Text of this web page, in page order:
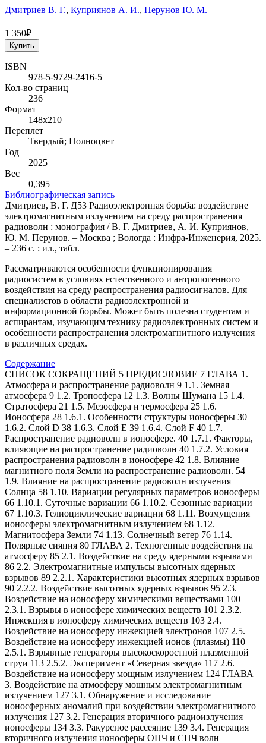
Дмитриев В. Г., Куприянов А. И., Перунов Ю. М.
1 350₽
Купить
ISBN
978-5-9729-2416-5
Кол-во страниц
236
Формат
148х210
Переплет
Твердый; Полноцвет
Год
2025
Вес
0,395
Библиографическая запись
Дмитриев, В. Г. Д53 Радиоэлектронная борьба: воздействие
электромагнитным излучением на среду распространения
радиоволн : монография / В. Г. Дмитриев, А. И. Куприянов,
Ю. М. Перунов. – Москва ; Вологда : Инфра-Инженерия, 2025.
– 236 с. : ил., табл.
Рассматриваются особенности функционирования
радиосистем в условиях естественного и антропогенного
воздействия на среду распространения радиосигналов. Для
специалистов в области радиоэлектронной и
информационной борьбы. Может быть полезна студентам и
аспирантам, изучающим технику радиоэлектронных систем и
особенности распространения электромагнитного излучения
в различных средах.
Содержание
СПИСОК СОКРАЩЕНИЙ 5 ПРЕДИСЛОВИЕ 7 ГЛАВА 1.
Атмосфера и распространение радиоволн 9 1.1. Земная
атмосфера 9 1.2. Тропосфера 12 1.3. Волны Шумана 15 1.4.
Стратосфера 21 1.5. Мезосфера и термосфера 25 1.6.
Ионосфера 28 1.6.1. Особенности структуры ионосферы 30
1.6.2. Слой D 38 1.6.3. Слой E 39 1.6.4. Слой F 40 1.7.
Распространение радиоволн в ионосфере. 40 1.7.1. Факторы,
влияющие на распространение радиоволн 40 1.7.2. Условия
распространения радиоволн в ионосфере 42 1.8. Влияние
магнитного поля Земли на распространение радиоволн. 54
1.9. Влияние на распространение радиоволн излучения
Солнца 58 1.10. Вариации регулярных параметров ионосферы
66 1.10.1. Суточные вариации 66 1.10.2. Сезонные вариации
67 1.10.3. Гелиоциклические вариации 68 1.11. Возмущения
ионосферы электромагнитным излучением 68 1.12.
Магнитосфера Земли 74 1.13. Солнечный ветер 76 1.14.
Полярные сияния 80 ГЛАВА 2. Техногенные воздействия на
атмосферу 85 2.1. Воздействие на среду ядерными взрывами
86 2.2. Электромагнитные импульсы высотных ядерных
взрывов 89 2.2.1. Характеристики высотных ядерных взрывов
90 2.2.2. Воздействие высотных ядерных взрывов 95 2.3.
Воздействие на ионосферу химическими веществами 100
2.3.1. Взрывы в ионосфере химических веществ 101 2.3.2.
Инжекция в ионосферу химических веществ 103 2.4.
Воздействие на ионосферу инжекцией электронов 107 2.5.
Воздействие на ионосферу инжекцией ионов (плазмы) 110
2.5.1. Взрывные генераторы высокоскоростной плазменной
струи 113 2.5.2. Эксперимент «Северная звезда» 117 2.6.
Воздействие на ионосферу мощным излучением 124 ГЛАВА
3. Воздействие на атмосферу мощным электромагнитным
излучением 127 3.1. Обнаружение и исследование
ионосферных аномалий при воздействии электромагнитного
излучения 127 3.2. Генерация вторичного радиоизлучения
ионосферы 134 3.3. Ракурсное рассеяние 139 3.4. Генерация
вторичного излучения ионосферы ОНЧ и СНЧ волн